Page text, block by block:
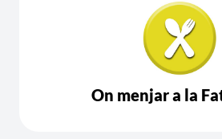
On menjar a la